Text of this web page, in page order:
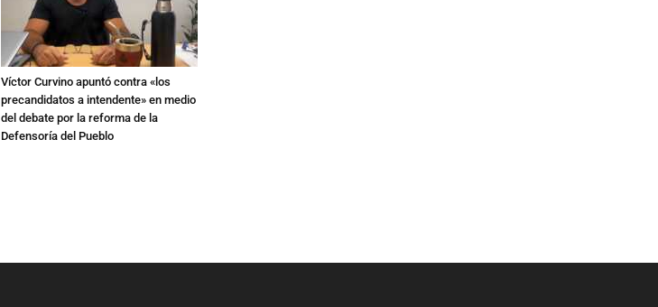
Víctor Curvino apuntó contra «los
precandidatos a intendente» en medio
del debate por la reforma de la
Defensoría del Pueblo